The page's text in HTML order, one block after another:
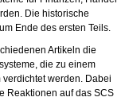
Die historische
Ende des ersten Teils.
Artikeln die
die zu einem
werden. Dabei
Reaktionen auf das SCS